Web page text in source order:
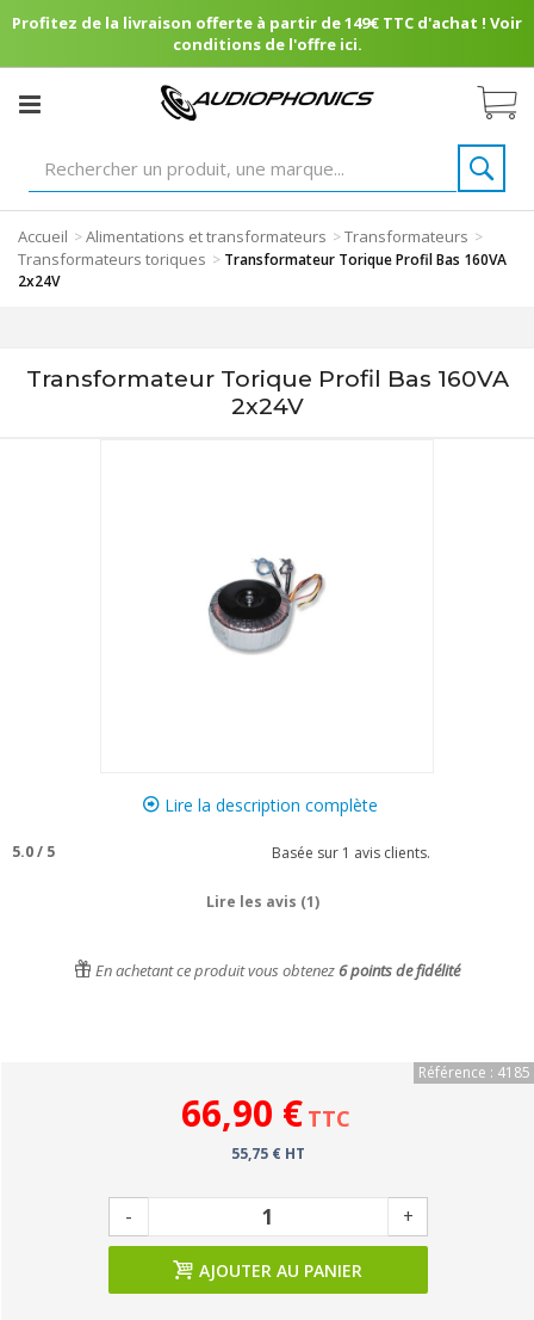
Profitez de la livraison offerte à partir de 149€ TTC d'achat ! Voir
conditions de l'offre ici.
Accueil >Alimentations et transformateurs >Transformateurs >
Transformateurs toriques > Transformateur Torique Profil Bas 160VA
2x24V
Transformateur Torique Profil Bas 160VA
2x24V
Lire la description complète
5.0/ 5 Basée sur 1 avis clients.
Lire les avis (1)
En achetant ce produit vous obtenez 6points de fidélité
Référence : 4185
66,90 € TTC
55,75 € HT
- +
AJOUTER AU PANIER